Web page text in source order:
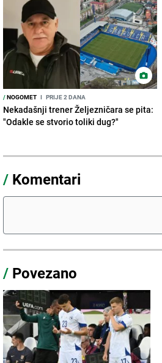
/NOGOMET I PRIJE 2 DANA
Nekadašnji trener Željezničara se pita:
"Odakle se stvorio toliki dug?"
/ Komentari
/ Povezano